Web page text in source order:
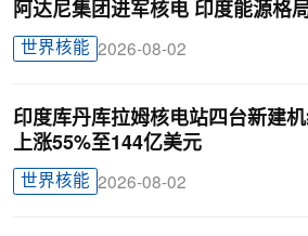
阿达尼集团进军核电 印度能源格
世界核能 2026-08-02
印度库丹库拉姆核电站四台新建
上涨55%至144亿美元
世界核能 2026-08-02